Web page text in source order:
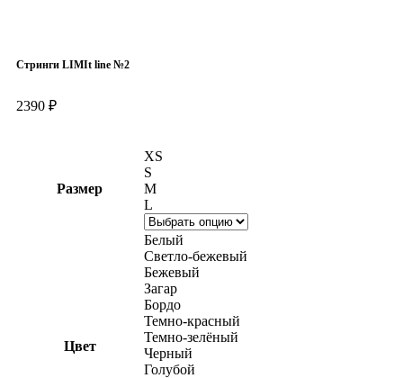
Стринги LIMIt line №2
2390 ₽
Размер
XS
S
M
L
Цвет
Белый
Светло-бежевый
Бежевый
Загар
Бордо
Темно-красный
Темно-зелёный
Черный
Голубой